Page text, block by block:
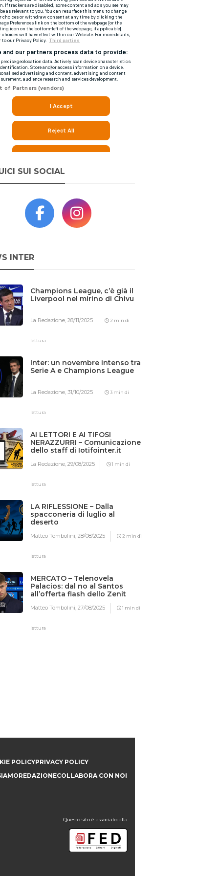
SUI SOCIAL
INTER
Champions League, c’è già il
Liverpool nel mirino di Chivu
La Redazione,28/11/2025 2 min di
lettura
Inter: un novembre intenso tra
Serie A e Champions League
La Redazione,31/10/2025 3 min di
lettura
AI LETTORI E AI TIFOSI
NERAZZURRI – Comunicazione
dello staff di Iotifointer.it
La Redazione,29/08/2025 1 min di
lettura
LA RIFLESSIONE – Dalla
spacconeria di luglio al
deserto
Matteo Tombolini,28/08/2025 2 min di
lettura
MERCATO – Telenovela
Palacios: dal no al Santos
all’offerta flash dello Zenit
Matteo Tombolini,27/08/2025 1 min di
lettura
POLICYPRIVACY POLICY
REDAZIONECOLLABORA CON NOI
Questo sito è associato alla